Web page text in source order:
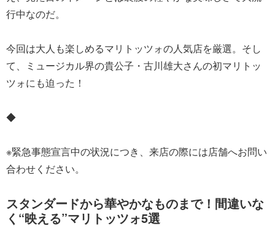
行中なのだ。
今回は大人も楽しめるマリトッツォの人気店を厳選。そし
て、ミュージカル界の貴公子・古川雄大さんの初マリトッ
ツォにも迫った！
◆
※緊急事態宣言中の状況につき、来店の際には店舗へお問い
合わせください。
スタンダードから華やかなものまで！間違いな
く“映える”マリトッツォ5選